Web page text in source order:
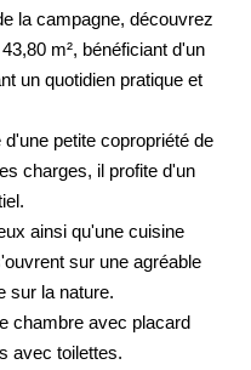
la campagne, découvrez
m², bénéficiant d'un
un quotidien pratique et
petite copropriété de
charges, il profite d'un
ainsi qu'une cuisine
sur une agréable
sur la nature.
chambre avec placard
avec toilettes.